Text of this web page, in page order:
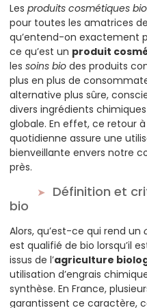
Les produits cosmétiques bio
pour toutes les amatrices
qu’entend-on exactement
ce qu’est un produit
les soins bio des produits
plus en plus de
alternative plus sûre,
divers ingrédients
globale. En effet, ce retour
quotidienne assure une
bienveillante envers notre
près.
Définition et
bio
Alors, qu’est-ce qui rend un
est qualifié de bio lorsqu’il
issus de l’agriculture
utilisation d’engrais
synthèse. En France,
garantissent ce caractère,